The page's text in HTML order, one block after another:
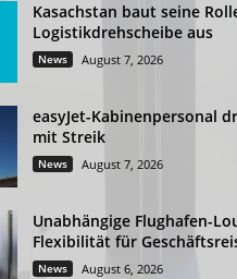
Kasachstan baut seine
Logistikdrehscheibe aus
News August 7, 2026
easyJet-Kabinenpersonal
mit Streik
News August 7, 2026
Unabhängige Flughafen-
Flexibilität für
News August 6, 2026